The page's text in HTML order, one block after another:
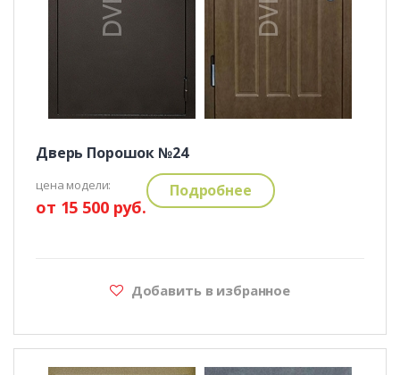
Дверь Порошок №24
цена модели:
от 15 500 руб.
Подробнее
Добавить в избранное